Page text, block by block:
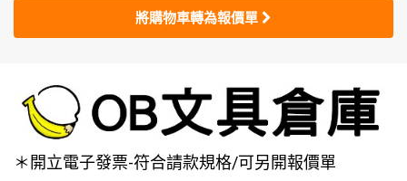
將購物車轉為報價單
＊開立電子發票-符合請款規格/可另開報價單